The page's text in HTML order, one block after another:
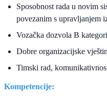
Sposobnost rada u novim
povezanim s upravljanjem
Vozačka dozvola B
Dobre organizacijske
Timski rad,
Kompetencije: